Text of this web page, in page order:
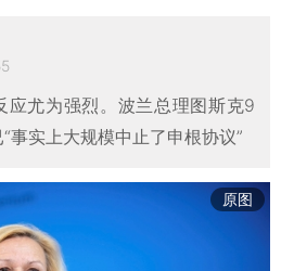
应尤为强烈。波兰总理图斯克9
事实上大规模中止了申根协议”
原图